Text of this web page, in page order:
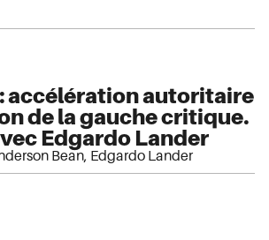
accélération autoritaire
de la gauche critique.
Edgardo Lander
Bean, Edgardo Lander